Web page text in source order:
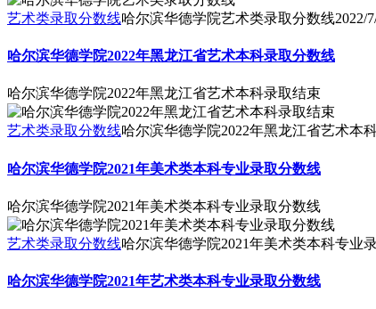
艺术类录取分数线哈尔滨华德学院艺术类录取分数线2022/
哈尔滨华德学院2022年黑龙江省艺术本科录取分数线
哈尔滨华德学院2022年黑龙江省艺术本科录取结束
艺术类录取分数线哈尔滨华德学院2022年黑龙江省艺术本
哈尔滨华德学院2021年美术类本科专业录取分数线
哈尔滨华德学院2021年美术类本科专业录取分数线
艺术类录取分数线哈尔滨华德学院2021年美术类本科专业
哈尔滨华德学院2021年艺术类本科专业录取分数线